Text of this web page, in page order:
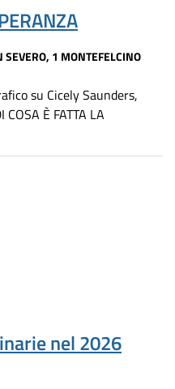
SEVERO, 1 MONTEFELCINO
su Cicely Saunders,
È FATTA LA
nel 2026